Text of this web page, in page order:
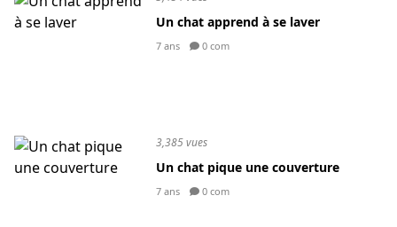
Un chat apprend à se laver
7 ans 0 com
3,385 vues
Un chat pique une couverture
7 ans 0 com